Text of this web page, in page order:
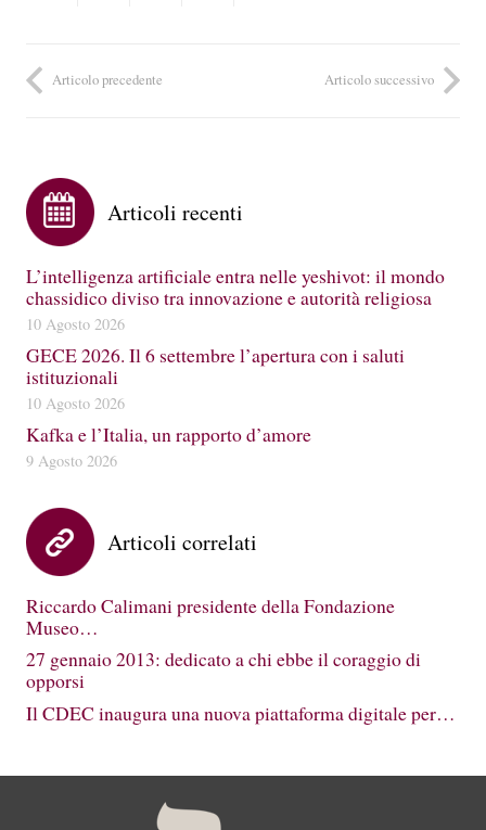
Articolo precedente Articolo successivo
Articoli recenti
L’intelligenza artificiale entra nelle yeshivot: il mondo
chassidico diviso tra innovazione e autorità religiosa
10 Agosto 2026
GECE 2026. Il 6 settembre l’apertura con i saluti
istituzionali
10 Agosto 2026
Kafka e l’Italia, un rapporto d’amore
9 Agosto 2026
Articoli correlati
Riccardo Calimani presidente della Fondazione
Museo…
27 gennaio 2013: dedicato a chi ebbe il coraggio di
opporsi
Il CDEC inaugura una nuova piattaforma digitale per…